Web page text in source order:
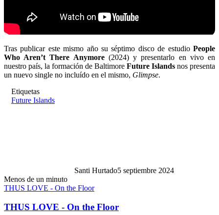
Tras publicar este mismo año su séptimo disco de estudio People
Who Aren’t There Anymore(2024) y presentarlo en vivo en
nuestro país, la formación de Baltimore Future Islands nos presenta
un nuevo single no incluído en el mismo, Glimpse.
Etiquetas
Future Islands
Santi Hurtado5 septiembre 2024
Menos de un minuto
THUS LOVE - On the Floor
THUS LOVE - On the Floor